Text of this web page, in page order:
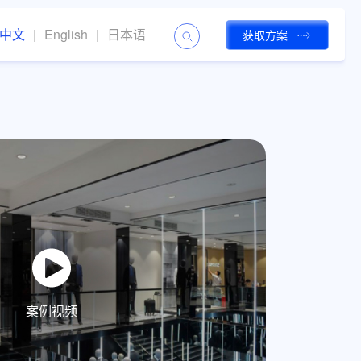
中文 | English | 日本语 获取方案
案例视频